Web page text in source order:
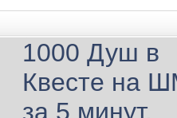
1000 Душ в
Квесте на
за 5 минут.